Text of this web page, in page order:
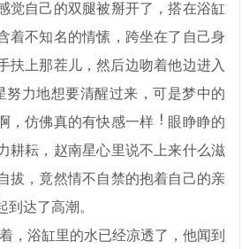
觉自己的双腿被掰开了，搭在浴缸
着不知名的情愫，跨坐在了自己身
扶上那茬儿，然后边吻着他边进入
努力地想要清醒过来，可是梦中的
，仿佛真的有快感一样
眼睁睁的
耕耘，赵南星心里说不上来什么滋
拔，竟然情不自禁的抱着自己的亲
达了高潮。
，浴缸里的水已经凉透了，他闻到